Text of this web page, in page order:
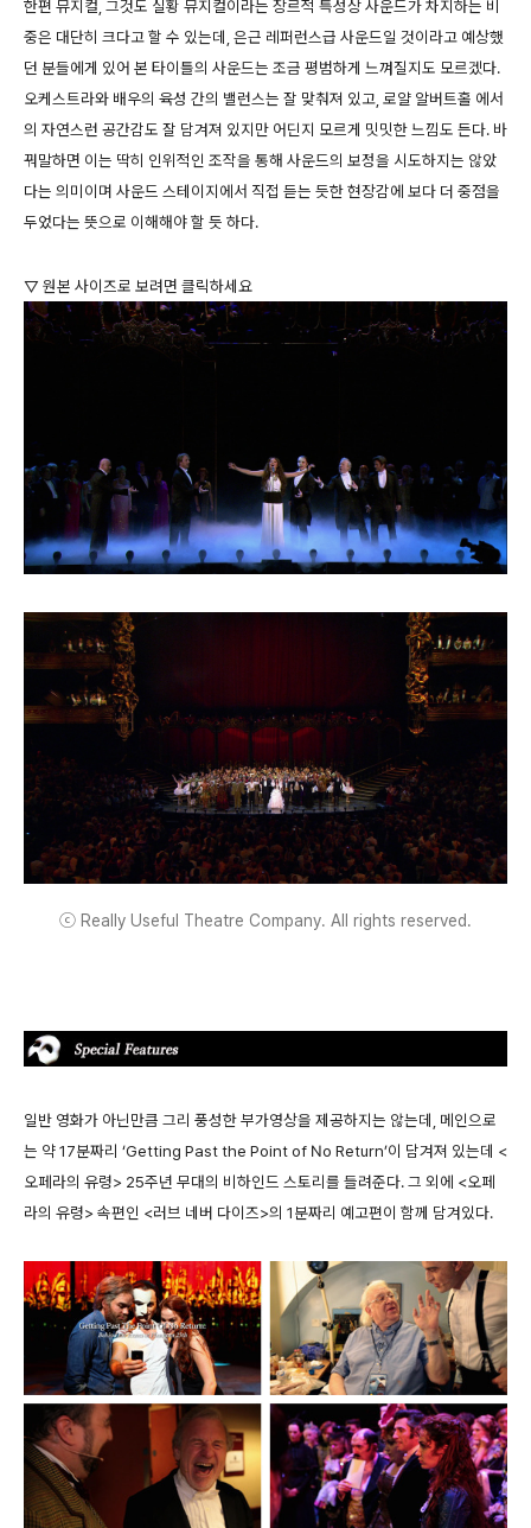
한편 뮤지컬, 그것도 실황 뮤지컬이라는 장르적 특성상 사운드가 차지하는 비
중은 대단히 크다고 할 수 있는데, 은근 레퍼런스급 사운드일 것이라고 예상했
던 분들에게 있어 본 타이틀의 사운드는 조금 평범하게 느껴질지도 모르겠다.
오케스트라와 배우의 육성 간의 밸런스는 잘 맞춰져 있고, 로얄 알버트홀 에서
의 자연스런 공간감도 잘 담겨져 있지만 어딘지 모르게 밋밋한 느낌도 든다. 바
꿔말하면 이는 딱히 인위적인 조작을 통해 사운드의 보정을 시도하지는 않았
다는 의미이며 사운드 스테이지에서 직접 듣는 듯한 현장감에 보다 더 중점을
두었다는 뜻으로 이해해야 할 듯 하다.
▽ 원본 사이즈로 보려면 클릭하세요
ⓒ Really Useful Theatre Company. All rights reserved.
일반 영화가 아닌만큼 그리 풍성한 부가영상을 제공하지는 않는데, 메인으로
는 약 17분짜리 ‘Getting Past the Point of No Return’이 담겨져 있는데 <
오페라의 유령> 25주년 무대의 비하인드 스토리를 들려준다. 그 외에 <오페
라의 유령> 속편인 <러브 네버 다이즈>의 1분짜리 예고편이 함께 담겨있다.